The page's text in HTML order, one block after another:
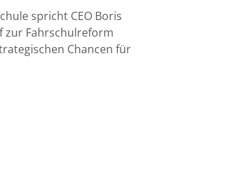
spricht CEO Boris
zur Fahrschulreform
Chancen für